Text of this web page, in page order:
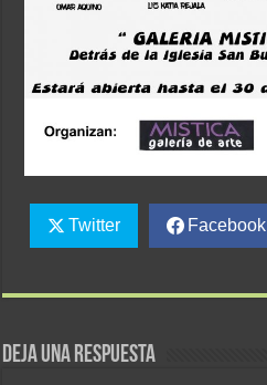
Twitter Facebook
Deja una respuesta